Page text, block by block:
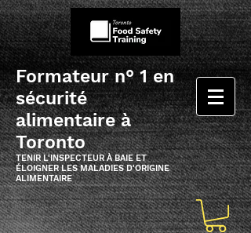
Formateur n° 1 en
sécurité
alimentaire à
Toronto
TENIR L'INSPECTEUR À BAIE ET
ÉLOIGNER LES MALADIES D'ORIGINE
ALIMENTAIRE